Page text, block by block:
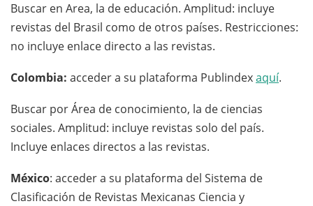
Buscar en Area, la de educación. Amplitud: incluye
revistas del Brasil como de otros países. Restricciones:
no incluye enlace directo a las revistas.
Colombia: acceder a su plataforma Publindexaquí.
Buscar por Área de conocimiento, la de ciencias
sociales. Amplitud: incluye revistas solo del país.
Incluye enlaces directos a las revistas.
México: acceder a su plataforma del Sistema de
Clasificación de Revistas Mexicanas Ciencia y